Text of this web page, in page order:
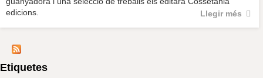
edicions.
Llegir més
Etiquetes